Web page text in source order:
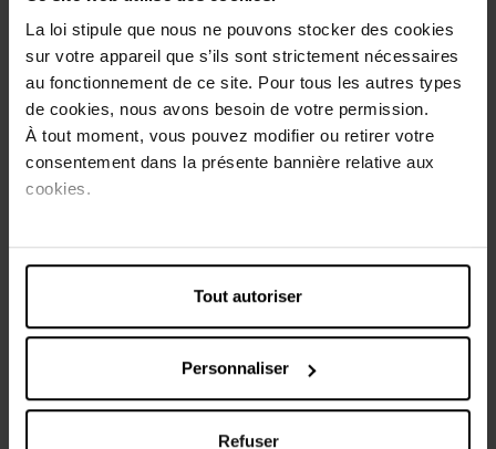
La loi stipule que nous ne pouvons stocker des cookies
sur votre appareil que s’ils sont strictement nécessaires
au fonctionnement de ce site. Pour tous les autres types
de cookies, nous avons besoin de votre permission.
À tout moment, vous pouvez modifier ou retirer votre
consentement dans la présente bannière relative aux
cookies.
Tout autoriser
Personnaliser
Refuser
naturels combinés au complexe aminé contribuent à la
santé et à la force des cheveux. La formule aux Lotus Bleu
comble les cheveux de kératine pour une réparation
intense et lisse la surface du cheveu.
90% des ingrédients sont d'origine naturelle.
Les formules Syoss sont co-développées et testées par
des coiffeurs. La perfection salon, chaque jour.
Conseils d'utilisation
puis bien rincer. Pour un usage optimal, utilisez le Syoss
Conditioner après votre shampooing.
Caractéristiques